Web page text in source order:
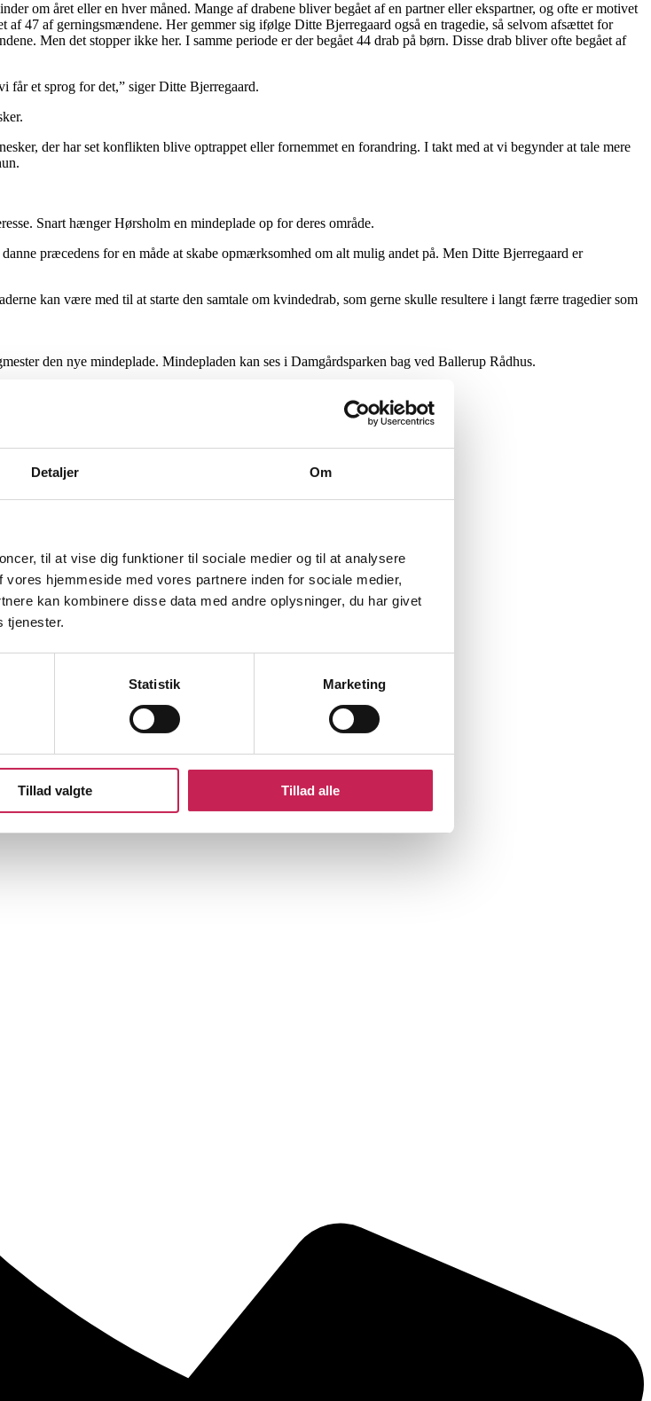
Detaljer Om
til at vise dig funktioner til sociale medier og til at analysere
hjemmeside med vores partnere inden for sociale medier,
kan kombinere disse data med andre oplysninger, du har givet
tjenester.
Statistik Marketing
Tillad valgte Tillad alle
om året eller en hver måned. Mange af drabene bliver begået af en partner eller ekspartner, og ofte er motivet
47 af gerningsmændene. Her gemmer sig ifølge Ditte Bjerregaard også en tragedie, så selvom afsættet for
Men det stopper ikke her. I samme periode er der begået 44 drab på børn. Disse drab bliver ofte begået af
får et sprog for det,” siger Ditte Bjerregaard.
der har set konflikten blive optrappet eller fornemmet en forandring. I takt med at vi begynder at tale mere
Snart hænger Hørsholm en mindeplade op for deres område.
præcedens for en måde at skabe opmærksomhed om alt mulig andet på. Men Ditte Bjerregaard er
kan være med til at starte den samtale om kvindedrab, som gerne skulle resultere i langt færre tragedier som
den nye mindeplade. Mindepladen kan ses i Damgårdsparken bag ved Ballerup Rådhus.